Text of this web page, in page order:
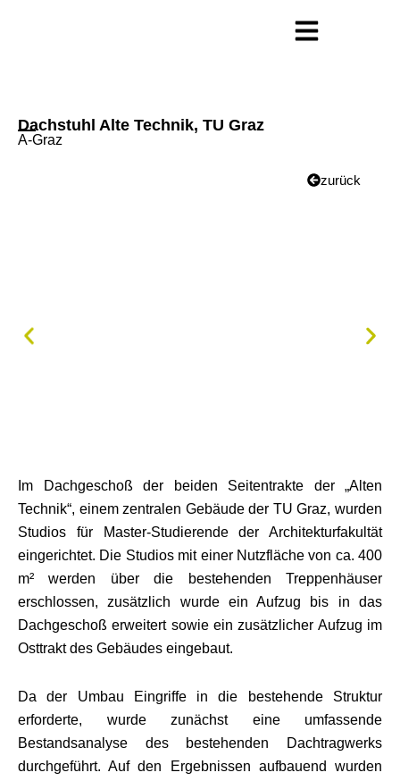
Dachstuhl Alte Technik, TU Graz
A-Graz
zurück
Im Dachgeschoß der beiden Seitentrakte der „Alten
Technik“, einem zentralen Gebäude der TU Graz, wurden
Studios für Master-Studierende der Architekturfakultät
eingerichtet. Die Studios mit einer Nutzfläche von ca. 400
m² werden über die bestehenden Treppenhäuser
erschlossen, zusätzlich wurde ein Aufzug bis in das
Dachgeschoß erweitert sowie ein zusätzlicher Aufzug im
Osttrakt des Gebäudes eingebaut.
Da der Umbau Eingriffe in die bestehende Struktur
erforderte, wurde zunächst eine umfassende
Bestandsanalyse des bestehenden Dachtragwerks
durchgeführt. Auf den Ergebnissen aufbauend wurden